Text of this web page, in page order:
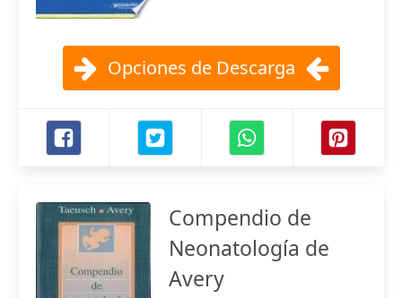
Opciones de Descarga
Compendio de
Neonatología de
Avery